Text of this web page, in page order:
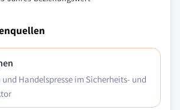
Handelspresse im Sicherheits- und